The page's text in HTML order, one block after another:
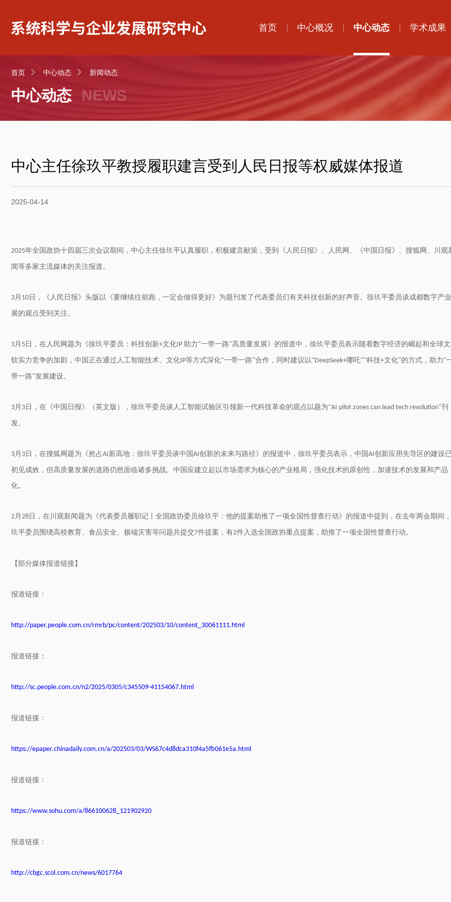
首页 中心概况 中心动态 学术成果
首页 中心动态 新闻动态
中心动态 NEWS
中心主任徐玖平教授履职建言受到人民日报等权威媒体报道
2025-04-14
2025年全国政协十四届三次会议期间，中心主任徐玖平认真履职，积极建言献策，受到《人民日报》、人民网、《中国日报》、搜狐网、川观
闻等多家主流媒体的关注报道。
3月 10 日，《人民日报》头版以《要继续往前跑，一定会做得更好》为题刊发了代表委员们有关科技创新的好声音。徐玖平委员谈成都数字产
展的观点受到关注。
3月 5 日，在人民网题为《徐玖平委员：科技创新+文化IP 助力“一带一路”高质量发展》的报道中，徐玖平委员表示随着数字经济的崛起和全球
软实力竞争的加剧，中国正在通过人工智能技术、文化IP等方式深化“一带一路”合作，同时建议以“DeepSeek+哪吒”“科技+文化”的方式，助力“
带一路”发展建设。
3月 3 日，在《中国日报》（英文版），徐玖平委员谈人工智能试验区引领新一代科技革命的观点以题为“AI pilot zones can lead tech revolution”刊
发。
3月 3 日，在搜狐网题为《抢占AI新高地：徐玖平委员谈中国 AI创新的未来与路径》的报道中，徐玖平委员表示，中国 AI创新应用先导区的建设
初见成效，但高质量发展的道路仍然面临诸多挑战。中国应建立起以市场需求为核心的产业格局，强化技术的原创性，加速技术的发展和产品
化。
2月 28 日，在川观新闻题为《代表委员履职记丨全国政协委员徐玖平：他的提案助推了一项全国性督查行动》的报道中提到，在去年两会期间
玖平委员围绕高校教育、食品安全、极端灾害等问题共提交7件提案，有2件入选全国政协重点提案，助推了一项全国性督查行动。
【部分媒体报道链接】
报道链接：
http://paper.people.com.cn/rmrb/pc/content/202503/10/content_30061111.html
报道链接：
http://sc.people.com.cn/n2/2025/0305/c345509-41154067.html
报道链接：
https://epaper.chinadaily.com.cn/a/202503/03/WS67c4d8dca310f4a5fb061e5a.html
报道链接：
https://www.sohu.com/a/866100628_121902920
报道链接：
http://cbgc.scol.com.cn/news/6017764